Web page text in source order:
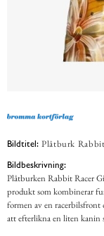
Bildtitel: Plåtburk
Bildbeskrivning:
Plåtburken Rabbit Racer
produkt som kombinerar
formen av en racerbilsfront
att efterlikna en liten kanin